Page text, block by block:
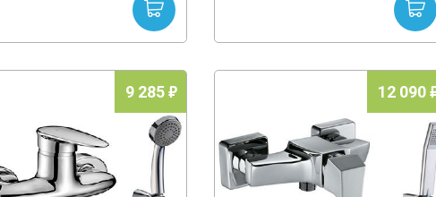
9 285 12 090